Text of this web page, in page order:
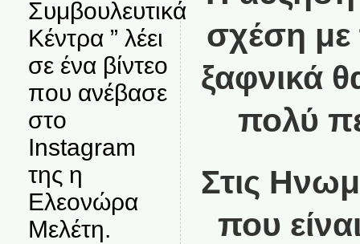
Συμβουλευτικά
Κέντρα ” λέει
σε ένα βίντεο
που ανέβασε
στο
Instagram
της η
Ελεονώρα
Μελέτη.
σχέση με
ξαφνικά
πολύ
Στις
που